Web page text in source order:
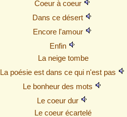
Coeur à coeur
Dans ce désert
Encore l'amour
Enfin
La neige tombe
La poésie est dans ce qui n'est pas
Le bonheur des mots
Le coeur dur
Le coeur écartelé